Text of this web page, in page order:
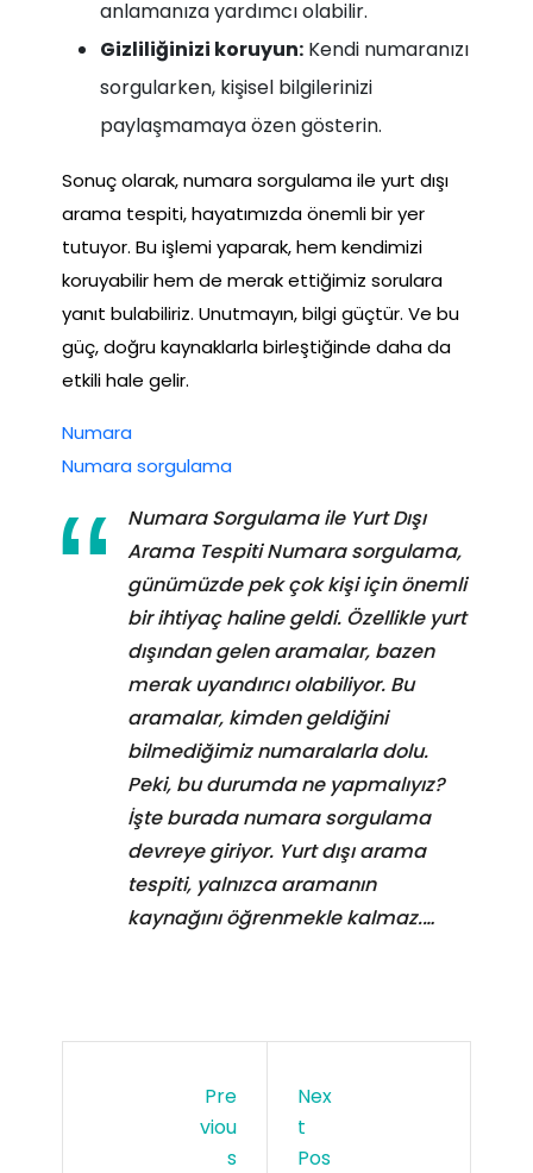
anlamanıza yardımcı olabilir.
Gizliliğinizi koruyun: Kendi numaranızı
sorgularken, kişisel bilgilerinizi
paylaşmamaya özen gösterin.
Sonuç olarak, numara sorgulama ile yurt dışı
arama tespiti, hayatımızda önemli bir yer
tutuyor. Bu işlemi yaparak, hem kendimizi
koruyabilir hem de merak ettiğimiz sorulara
yanıt bulabiliriz. Unutmayın, bilgi güçtür. Ve bu
güç, doğru kaynaklarla birleştiğinde daha da
etkili hale gelir.
Numara
Numara sorgulama
Numara Sorgulama ile Yurt Dışı
Arama Tespiti Numara sorgulama,
günümüzde pek çok kişi için önemli
bir ihtiyaç haline geldi. Özellikle yurt
dışından gelen aramalar, bazen
merak uyandırıcı olabiliyor. Bu
aramalar, kimden geldiğini
bilmediğimiz numaralarla dolu.
Peki, bu durumda ne yapmalıyız?
İşte burada numara sorgulama
devreye giriyor. Yurt dışı arama
tespiti, yalnızca aramanın
kaynağını öğrenmekle kalmaz.…
Pre
Viou
S
Nex
T
Pos